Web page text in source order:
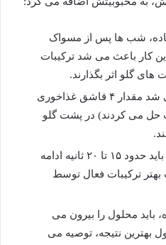
شب ها پس از مسواک
کار باعث می شد ترکیبات
گلو اثر بگذارند.
معمولاً توصیه می شد مقدار ۴ قاشق غذاخوری
حل می کردند) در پشت گلو
غرغره کردن باید حدود ۱۵ تا ۲۰ ثانیه ادامه
ترکیبات فعال توسط
باید محلول را بیرون می
بهترین نتیجه، توصیه می